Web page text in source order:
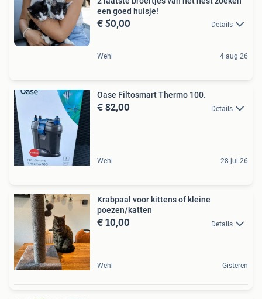
een goed huisje!
€ 50,00 Details
Wehl 4 aug 26
Oase Filtosmart Thermo 100.
€ 82,00 Details
Wehl 28 jul 26
Krabpaal voor kittens of kleine
poezen/katten
€ 10,00 Details
Wehl Gisteren